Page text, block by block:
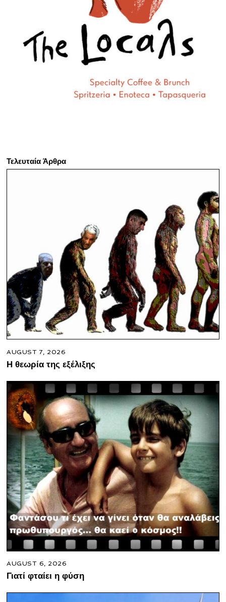
Τελευταία Άρθρα
AUGUST 7, 2026
Η θεωρία της εξέλιξης
AUGUST 6, 2026
Γιατί φταίει η φύση